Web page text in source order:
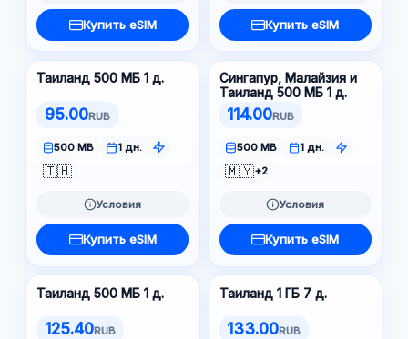
Купить eSIM Купить eSIM
Таиланд 500 МБ 1 д.
95.00RUB
500 MB 1 дн.
🇹🇭
Условия
Купить eSIM
Сингапур, Малайзия и
Таиланд 500 МБ 1 д.
114.00RUB
500 MB 1 дн.
🇲🇾+2
Условия
Купить eSIM
Таиланд 500 МБ 1 д.
125.40RUB
Таиланд 1 ГБ 7 д.
133.00RUB